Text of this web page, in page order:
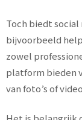
Toch biedt
bijvoorbeeld
zowel
platform bieden
van foto’s of